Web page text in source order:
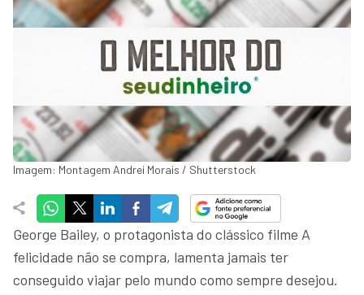
Imagem: Montagem Andrei Morais / Shutterstock
George Bailey, o protagonista do clássico filme A
felicidade não se compra, lamenta jamais ter
conseguido viajar pelo mundo como sempre desejou.